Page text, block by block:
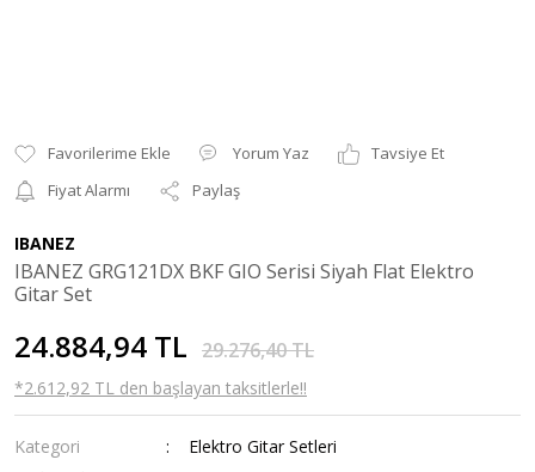
Yorum Yaz
Tavsiye Et
Fiyat Alarmı
Paylaş
IBANEZ
IBANEZ GRG121DX BKF GIO Serisi Siyah Flat Elektro
Gitar Set
24.884,94 TL 29.276,40 TL
*2.612,92 TL den başlayan taksitlerle!!
Kategori
Elektro Gitar Setleri